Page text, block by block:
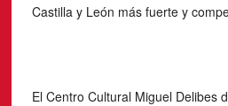
Castilla y León más fuerte y
El Centro Cultural Miguel Delibes